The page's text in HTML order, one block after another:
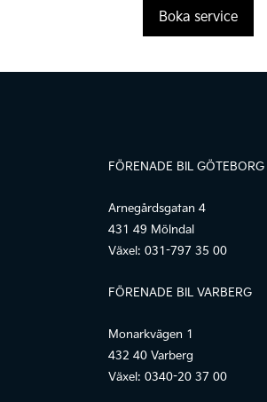
Boka service
FÖRENADE BIL GÖTEBORG
Arnegårdsgatan 4
431 49 Mölndal
Växel: 031-797 35 00
FÖRENADE BIL VARBERG
Monarkvägen 1
432 40 Varberg
Växel: 0340-20 37 00